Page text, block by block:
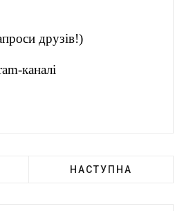
друзів!)
каналі
НАСТУПНА